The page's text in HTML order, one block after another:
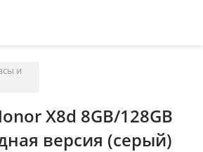
и
X8d 8GB/128GB
версия (серый)